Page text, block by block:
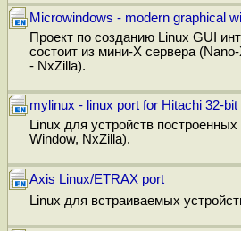
Microwindows - modern graphical
Проект по созданию Linux GUI
состоит из мини-X сервера
- NxZilla).
mylinux - linux port for Hitachi 32-
Linux для устройств
Window, NxZilla).
Axis Linux/ETRAX port
Linux для встраиваемых